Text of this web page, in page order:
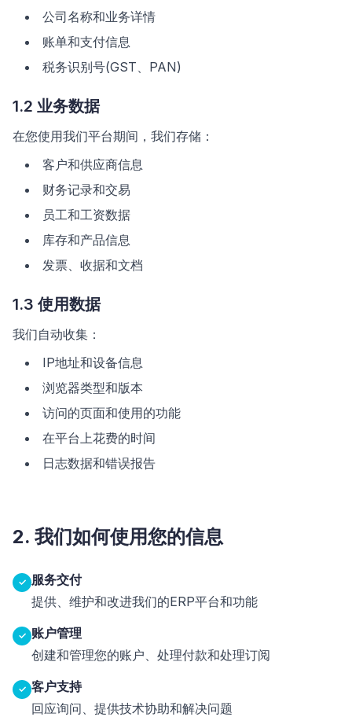
公司名称和业务详情
账单和支付信息
税务识别号(GST、PAN)
1.2 业务数据
在您使用我们平台期间，我们存储：
客户和供应商信息
财务记录和交易
员工和工资数据
库存和产品信息
发票、收据和文档
1.3 使用数据
我们自动收集：
IP地址和设备信息
浏览器类型和版本
访问的页面和使用的功能
在平台上花费的时间
日志数据和错误报告
2. 我们如何使用您的信息
✓ 服务交付
提供、维护和改进我们的ERP平台和功能
✓ 账户管理
创建和管理您的账户、处理付款和处理订阅
✓ 客户支持
回应询问、提供技术协助和解决问题